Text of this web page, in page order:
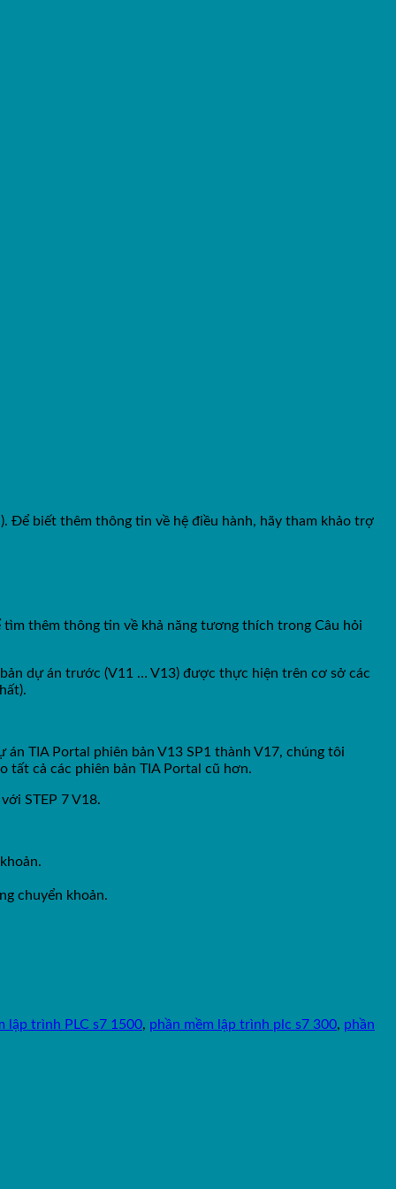
Để biết thêm thông tin về hệ điều hành, hãy tham khảo trợ
tìm thêm thông tin về khả năng tương thích trong Câu hỏi
dự án trước (V11 … V13) được thực hiện trên cơ sở các
TIA Portal phiên bản V13 SP1 thành V17, chúng tôi
tất cả các phiên bản TIA Portal cũ hơn.
STEP 7 V18.
chuyển khoản.
lập trình PLC s7 1500, phần mềm lập trình plc s7 300, phần